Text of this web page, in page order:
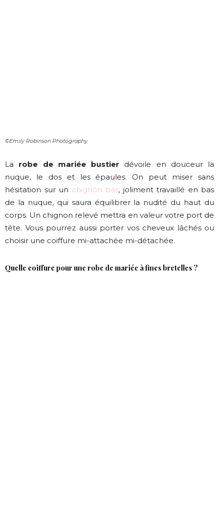
©Emily Robinson Photography
La robe de mariée bustier dévoile en douceur la
nuque, le dos et les épaules. On peut miser sans
hésitation sur un chignon bas, joliment travaillé en bas
de la nuque, qui saura équilibrer la nudité du haut du
corps. Un chignon relevé mettra en valeur votre port de
tête. Vous pourrez aussi porter vos cheveux lâchés ou
choisir une coiffure mi-attachée mi-détachée.
Quelle coiffure pour une robe de mariée à fines bretelles ?